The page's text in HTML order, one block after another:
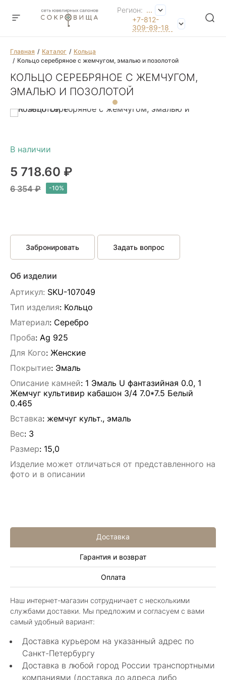
Регион: ...
+7-812-
309-89-18
Главная Каталог
Кольца
Кольцо серебряное с жемчугом, эмалью и позолотой
КОЛЬЦО СЕРЕБРЯНОЕ С ЖЕМЧУГОМ,
ЭМАЛЬЮ И ПОЗОЛОТОЙ
5 718.60 ₽
6 354 ₽
Забронировать Задать вопрос
Об изделии
Артикул: SKU-107049
Тип изделия: Кольцо
Материал: Серебро
Проба: Ag 925
Для Кого: Женские
Покрытие: Эмаль
Описание камней: 1 Эмаль U фантазийная 0.0, 1
Жемчуг культивир кабашон 3/4 7.0*7.5 Белый
0.465
Вставка: жемчуг культ., эмаль
Вес: 3
Размер: 15,0
Изделие может отличаться от представленного на
фото и в описании
Доставка
Гарантия и возврат
Оплата
Наш интернет-магазин сотрудничает с несколькими
службами доставки. Мы предложим и согласуем с вами
самый удобный вариант:
Доставка курьером на указанный адрес по
Санкт-Петербургу
Доставка в любой город России транспортными
компаниями (доставка до адреса либо
Алла Майорова
Классные изделия, оригинальные не похожие
в других магазинах. Сотрудники очень
грамотные специалисты в своем деле помогли
с выбором.
Показать полностью
Нелли Г.